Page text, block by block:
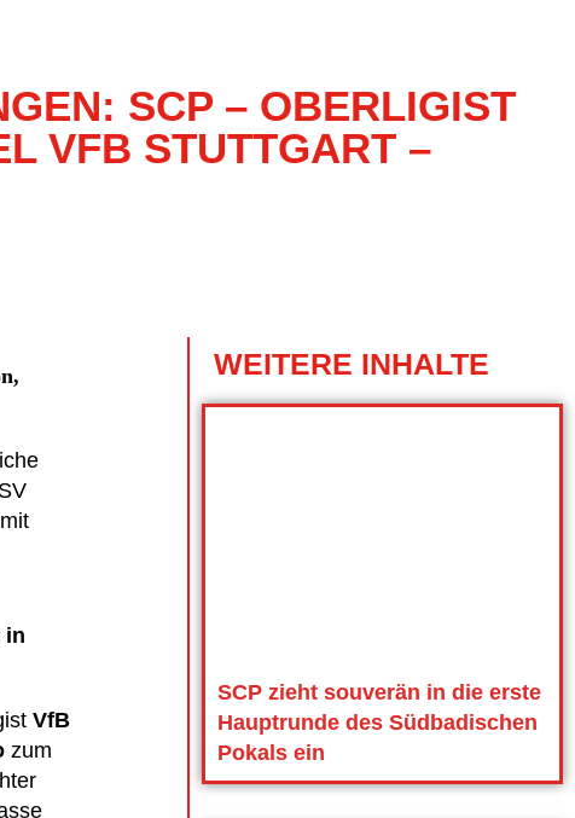
SCP – OBERLIGIST S
STUTTGART – C
in
VfB
zum
WEITERE INHALTE
SCP zieht souverän in die erste
Hauptrunde des Südbadischen
Pokals ein